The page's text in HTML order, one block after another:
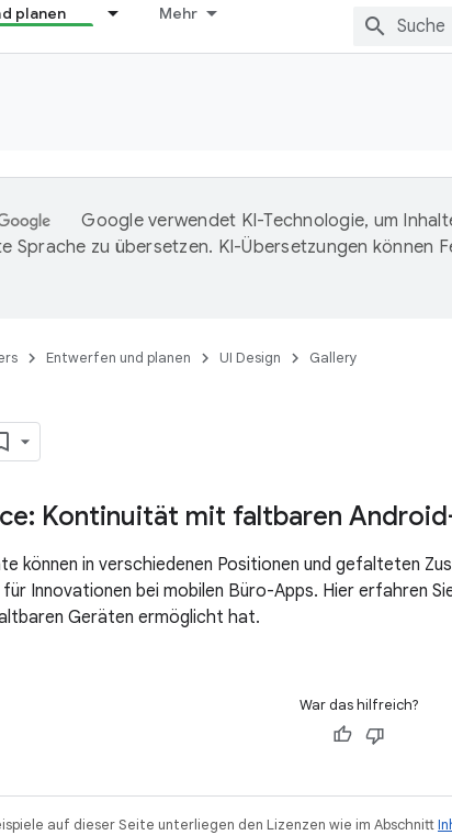
planen Mehr
Google verwendet KI-Technologie, um
Sprache zu übersetzen. KI-Übersetzungen können
Entwerfen und planen UI Design Gallery
Kontinuität mit faltbaren
können in verschiedenen Positionen und gefalteten
Innovationen bei mobilen Büro-Apps. Hier erfahren
Geräten ermöglicht hat.
War das hilfreich?
auf dieser Seite unterliegen den Lizenzen wie im Abschnitt